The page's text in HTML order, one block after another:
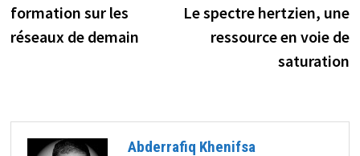
formation sur les
réseaux de demain
Le spectre hertzien, une
ressource en voie de
saturation
Abderrafiq Khenifsa